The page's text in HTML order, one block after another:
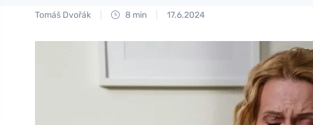
Tomáš Dvořák 8 min 17.6.2024